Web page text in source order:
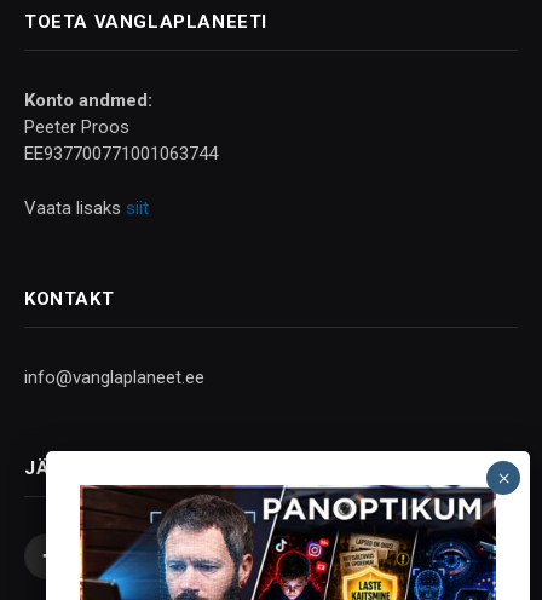
TOETA VANGLAPLANEETI
Konto andmed:
Peeter Proos
EE937700771001063744
Vaata lisaks siit
KONTAKT
info@vanglaplaneet.ee
JÄLGI SOTSIAALMEEDIAS
Facebook
X
(Twitter)
InstagramYouTubeTelegram